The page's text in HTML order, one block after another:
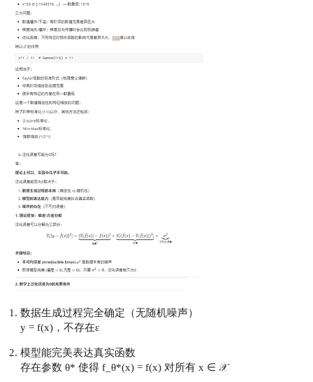
数据生成过程完全确定（无随机噪声）
y = f(x)，不存在ε
模型能完美表达真实函数
存在参数 θ* 使得 f_θ*(x) = f(x) 对所有 x ∈ 𝒳